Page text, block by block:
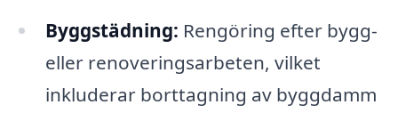
Byggstädning: Rengöring efter bygg-
eller renoveringsarbeten, vilket
inkluderar borttagning av byggdamm